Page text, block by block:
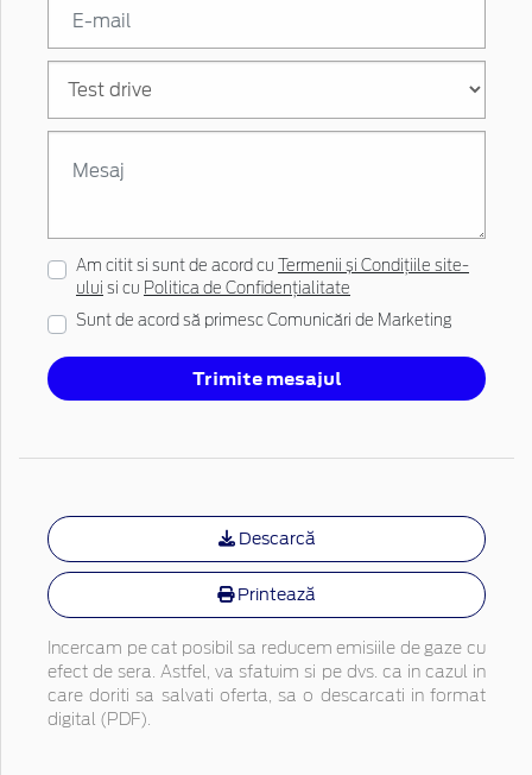
Am citit si sunt de acord cu
Termenii și Condițiile site-
ului si cu Politica de Confidențialitate
Sunt de acord să primesc Comunicări de Marketing
Trimite mesajul
Descarcă
Printează
Incercam pe cat posibil sa reducem emisiile de gaze cu
efect de sera. Astfel, va sfatuim si pe dvs. ca in cazul in
care doriti sa salvati oferta, sa o descarcati in format
digital (PDF).